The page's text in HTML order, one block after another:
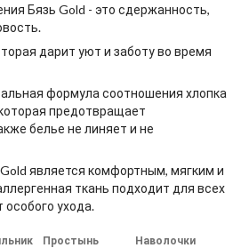
Бязь Gold - это сдержанность,
дарит уют и заботу во время
формула соотношения хлопка
предотвращает
белье не линяет и не
является комфортным, мягким и
ткань подходит для всех
особого ухода.
Простынь Наволочки